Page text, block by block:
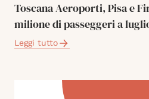
Toscana Aeroporti, Pisa e
milione di passeggeri a
Leggi tutto